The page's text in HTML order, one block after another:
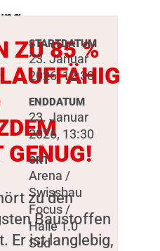
ZU 85 %
GENUG!
zu den
Baustoffen
Er ist langlebig,
STARTDATUM
23. Januar
2026, 12:30
ENDDATUM
23. Januar
2026, 13:30
ORT
Arena /
Swissbau
Focus /
Halle 1.0
Süd